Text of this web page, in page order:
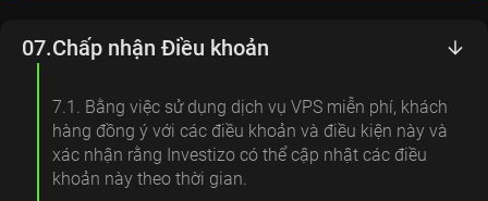
07.Chấp nhận Điều khoản
7.1. Bằng việc sử dụng dịch vụ VPS miễn phí, khách
hàng đồng ý với các điều khoản và điều kiện này và
xác nhận rằng Investizo có thể cập nhật các điều
khoản này theo thời gian.